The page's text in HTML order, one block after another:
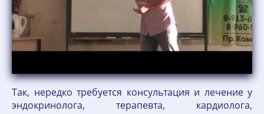
Так, нередко требуется консультация и лечение у
эндокринолога, терапевта, кардиолога,